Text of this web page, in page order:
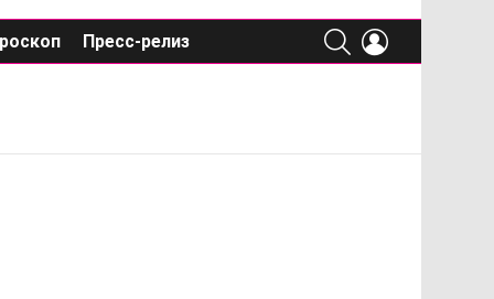
Пресс-релиз
SEARCH